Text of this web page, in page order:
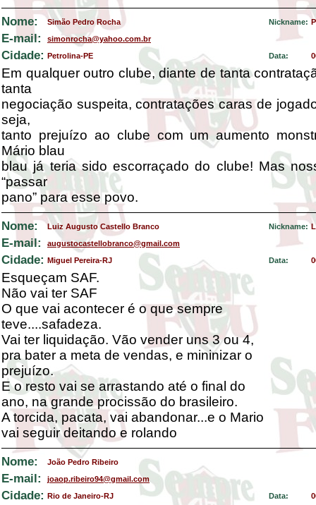
Nome: Simão Pedro Rocha Nickname:
E-mail: simonrocha@yahoo.com.br
Cidade: Petrolina-PE Data:
Em qualquer outro clube, diante de tanta
tanta
negociação suspeita, contratações caras de
seja,
tanto prejuízo ao clube com um aumento
Mário blau
blau já teria sido escorraçado do clube! Mas
“passar
pano” para esse povo.
Nome: Luiz Augusto Castello Branco Nickname:
E-mail: augustocastellobranco@gmail.com
Cidade: Miguel Pereira-RJ Data:
Esqueçam SAF.
Não vai ter SAF
O que vai acontecer é o que sempre
teve....safadeza.
Vai ter liquidação. Vão vender uns 3 ou 4,
pra bater a meta de vendas, e mininizar o
prejuízo.
E o resto vai se arrastando até o final do
ano, na grande procissão do brasileiro.
A torcida, pacata, vai abandonar...e o Mario
vai seguir deitando e rolando
Nome: João Pedro Ribeiro
E-mail: joaop.ribeiro94@gmail.com
Cidade: Rio de Janeiro-RJ Data: